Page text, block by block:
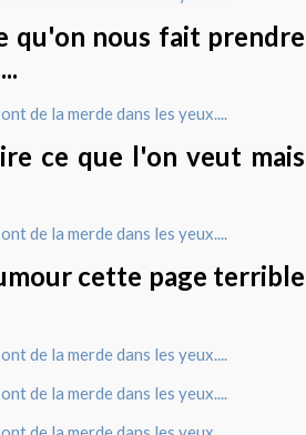
qu'on nous fait prendre
ce que l'on veut mais
cette page terrible